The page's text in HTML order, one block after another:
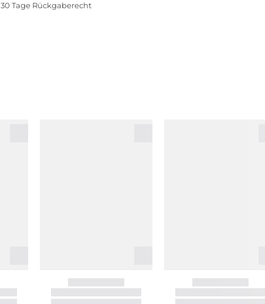
30 Tage Rückgaberecht